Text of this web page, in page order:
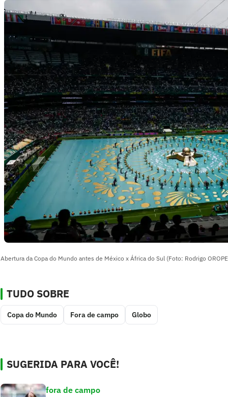
Abertura da Copa do Mundo antes de México x África do Sul (Foto: Rodrigo
TUDO SOBRE
Copa do Mundo Fora de campo Globo
SUGERIDA PARA VOCÊ!
fora de campo